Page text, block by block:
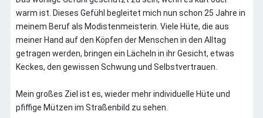
warm ist. Dieses Gefühl begleitet mich nun schon 25 Jahre in
meinem Beruf als Modistenmeisterin. Viele Hüte, die aus
meiner Hand auf den Köpfen der Menschen in den Alltag
getragen werden, bringen ein Lächeln in ihr Gesicht, etwas
Keckes, den gewissen Schwung und Selbstvertrauen.
Mein großes Ziel ist es, wieder mehr individuelle Hüte und
pfiffige Mützen im Straßenbild zu sehen.